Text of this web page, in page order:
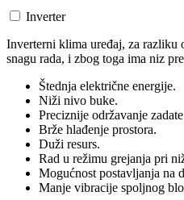
Inverter
Inverterni klima uređaj, za razliku
snagu rada, i zbog toga ima niz
Štednja električne energije.
Niži nivo buke.
Preciznije održavanje
Brže hlađenje prostora.
Duži resurs.
Rad u režimu grejanja pri
Mogućnost postavljanja na
Manje vibracije spoljnog